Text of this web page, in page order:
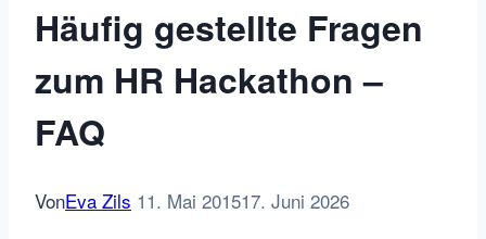
Häufig gestellte Fragen
zum HR Hackathon –
FAQ
VonEva Zils 11. Mai 201517. Juni 2026